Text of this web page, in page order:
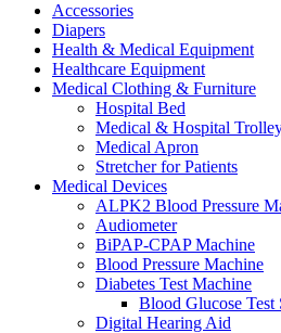
Accessories
Diapers
Health & Medical Equipment
Healthcare Equipment
Medical Clothing & Furniture
Hospital Bed
Medical & Hospital
Medical Apron
Stretcher for Patients
Medical Devices
ALPK2 Blood Pressure
Audiometer
BiPAP-CPAP Machine
Blood Pressure Machine
Diabetes Test Machine
Blood Glucose Test
Digital Hearing Aid